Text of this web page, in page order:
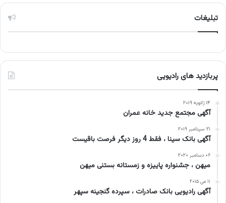
تبلیغات
پربازدید های رادیویی
۱۴ ژانویه ۲۰۱۹
آگهی مجتمع جدید خانه عمران
۲۱ سپتامبر ۲۰۱۹
آگهی بانک سینا ، فقط 4 روز دیگر فرصت باقیست
۰۶ دسامبر ۲۰۲۰
میهن ، جشنواره پاییزه و زمستانه بستنی میهن
۱۱ می ۲۰۱۵
آگهی رادیویی بانک صادرات ، سپرده گنجینه سپهر